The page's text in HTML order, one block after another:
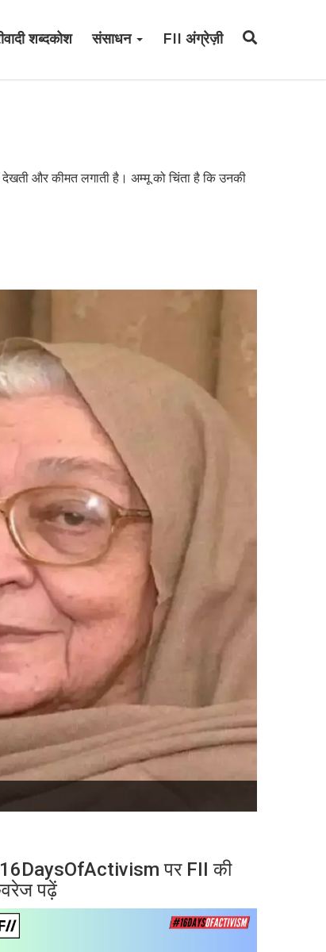
शब्दकोश संसाधन FII अंग्रेज़ी
और कीमत लगाती है। अम्मू को चिंता है कि उनकी
पर FII की
पढ़ें